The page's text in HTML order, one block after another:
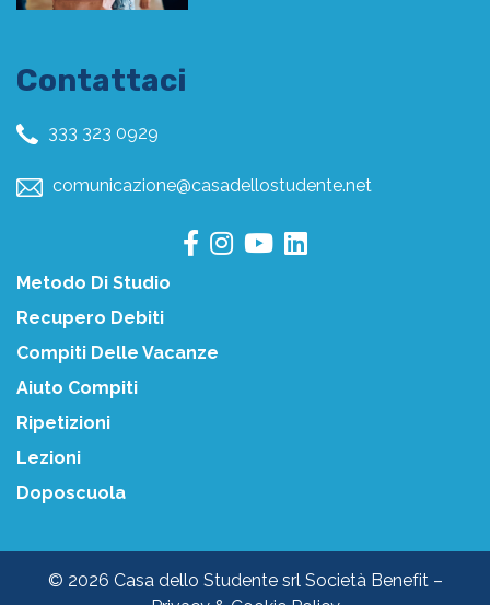
Contattaci
333 323 0929
comunicazione@casadellostudente.net
Metodo Di Studio
Recupero Debiti
Compiti Delle Vacanze
Aiuto Compiti
Ripetizioni
Lezioni
Doposcuola
© 2026 Casa dello Studente srl Società Benefit –